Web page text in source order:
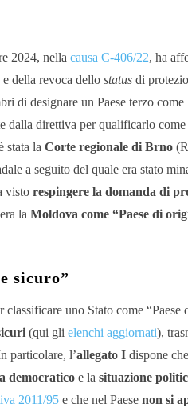
2024, nella causa C-406/22, ha
della revoca dello status di
di designare un Paese terzo
dalla direttiva per qualificarlo
stata la Corte regionale di Brno
a seguito del quale era stato
visto respingere la domanda di
la Moldova come “Paese di
sicuro”
uno Stato come “Paese
(qui gli elenchi aggiornati),
particolare, l’allegato I dispone
democratico e la situazione
2011/95 e che nel Paese non si